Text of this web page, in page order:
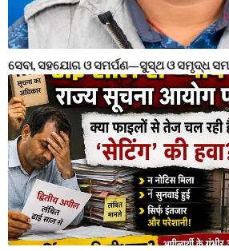
ସେବା, ସହଯୋଗ ଓ ସମର୍ପଣ—ସୁସ୍ଥ ଓ ସମୃଦ୍ଧ